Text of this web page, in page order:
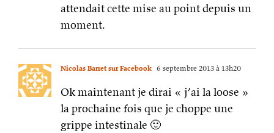
attendait cette mise au point depuis un
moment.
Nicolas Barret sur Facebook 6 septembre 2013 à 13h20
Ok maintenant je dirai « j’ai la loose »
la prochaine fois que je choppe une
grippe intestinale 🙂